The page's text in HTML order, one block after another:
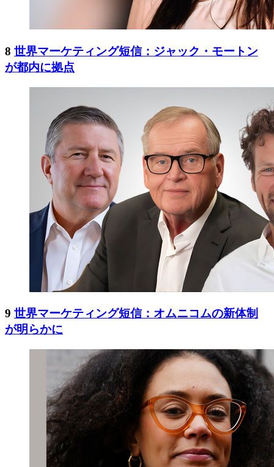
8 世界マーケティング短信：ジャック・モートン
が都内に拠点
9 世界マーケティング短信：オムニコムの新体制
が明らかに